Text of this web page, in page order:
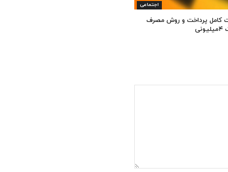
اجتماعی
کامل پرداخت و روش مصرف